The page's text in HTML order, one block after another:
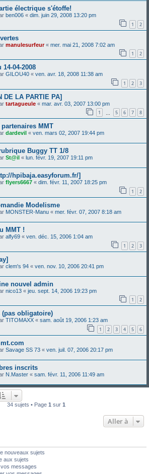
électrique s'étoffe!
ben006 « dim. juin 29, 2008 13:20 pm
1 2
manulesurfeur« mer. mai 21, 2008 7:02 am
1 2
14-04-2008
GILOU40 « ven. avr. 18, 2008 11:38 am
1 2 3
DE LA PARTIE PA]
tartagueule « mar. avr. 03, 2007 13:00 pm
1 5 6 7 8
MMT
dardevil « ven. mars 02, 2007 19:44 pm
Buggy TT 1/8
St@il « lun. févr. 19, 2007 19:11 pm
hpibaja.easyforum.fr/]
flyers6667 « dim. févr. 11, 2007 18:25 pm
1 2
Modelisme
MONSTER-Manu « mer. févr. 07, 2007 8:18 am
MMT !
alfy69 « ven. déc. 15, 2006 1:04 am
1 2 3
clem's 94 « ven. nov. 10, 2006 20:41 pm
nouvel admin
nico13 « jeu. sept. 14, 2006 19:23 pm
1 2
obligatoire)
TITOMAXX « sam. août 19, 2006 1:23 am
1 2 3 4 5 6
Savage SS 73 « ven. juil. 07, 2006 20:17 pm
inscrits
N.Master « sam. févr. 11, 2006 11:49 am
34 sujets • Page 1 sur 1
Aller à
nouveaux sujets
aux sujets
messages